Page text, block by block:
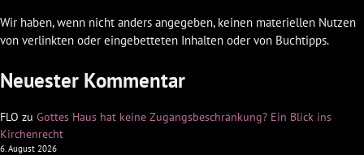
Wir haben, wenn nicht anders angegeben, keinen materiellen Nutzen
von verlinkten oder eingebetteten Inhalten oder von Buchtipps.
Neuester Kommentar
FLO zu Gottes Haus hat keine Zugangsbeschränkung? Ein Blick ins
Kirchenrecht
6. August 2026